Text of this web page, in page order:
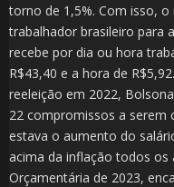
torno de 1,5%. Com isso,
trabalhador brasileiro para
recebe por dia ou hora
R$43,40 e a hora de
reeleição em 2022,
22 compromissos a serem
estava o aumento do
acima da inflação todos os
Orçamentária de 2023,